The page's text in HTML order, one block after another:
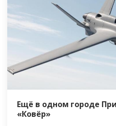
Ещё в одном городе
«Ковёр»